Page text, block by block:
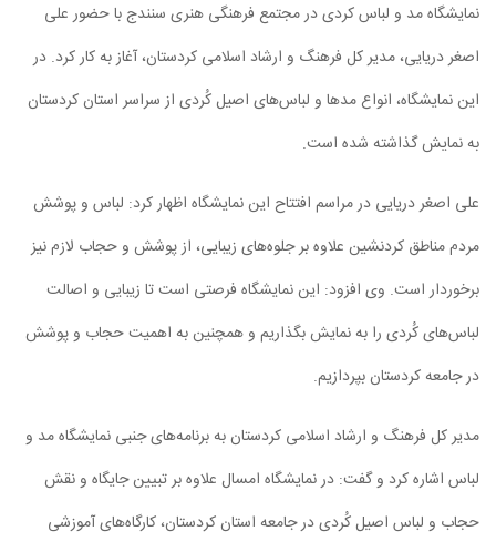
نمایشگاه مد و لباس کردی در مجتمع فرهنگی هنری سنندج با حضور علی
اصغر دریایی، مدیر کل فرهنگ و ارشاد اسلامی کردستان، آغاز به کار کرد. در
این نمایشگاه، انواع مدها و لباس‌های اصیل کُردی از سراسر استان کردستان
به نمایش گذاشته شده است.
علی اصغر دریایی در مراسم افتتاح این نمایشگاه اظهار کرد: لباس و پوشش
مردم مناطق کردنشین علاوه بر جلوه‌های زیبایی، از پوشش و حجاب لازم نیز
برخوردار است. وی افزود: این نمایشگاه فرصتی است تا زیبایی و اصالت
لباس‌های کُردی را به نمایش بگذاریم و همچنین به اهمیت حجاب و پوشش
در جامعه کردستان بپردازیم.
مدیر کل فرهنگ و ارشاد اسلامی کردستان به برنامه‌های جنبی نمایشگاه مد و
لباس اشاره کرد و گفت: در نمایشگاه امسال علاوه بر تبیین جایگاه و نقش
حجاب و لباس اصیل کُردی در جامعه استان کردستان، کارگاه‌های آموزشی